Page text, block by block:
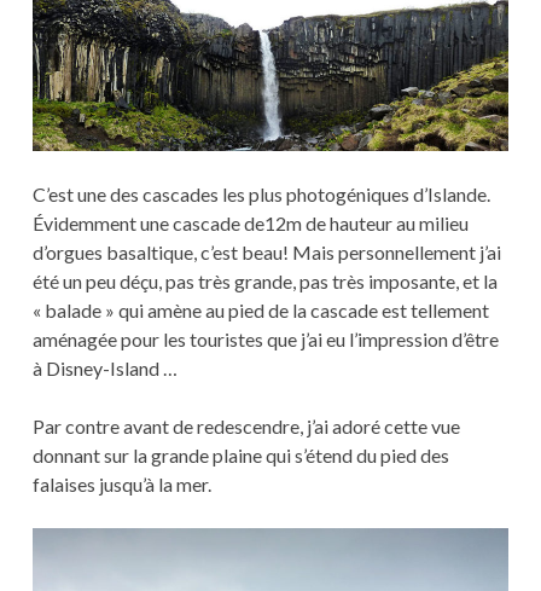
C’est une des cascades les plus photogéniques d’Islande.
Évidemment une cascade de12m de hauteur au milieu
d’orgues basaltique, c’est beau! Mais personnellement j’ai
été un peu déçu, pas très grande, pas très imposante, et la
« balade » qui amène au pied de la cascade est tellement
aménagée pour les touristes que j’ai eu l’impression d’être
à Disney-Island …
Par contre avant de redescendre, j’ai adoré cette vue
donnant sur la grande plaine qui s’étend du pied des
falaises jusqu’à la mer.